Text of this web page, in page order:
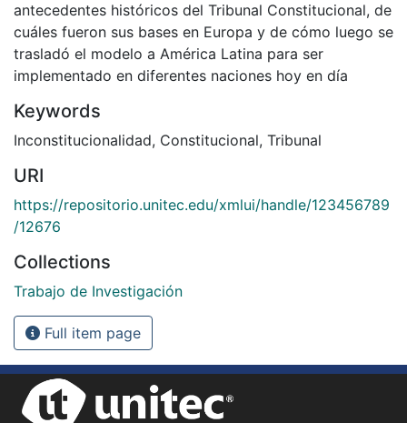
antecedentes históricos del Tribunal Constitucional, de
cuáles fueron sus bases en Europa y de cómo luego se
trasladó el modelo a América Latina para ser
implementado en diferentes naciones hoy en día
Keywords
Inconstitucionalidad, Constitucional, Tribunal
URI
https://repositorio.unitec.edu/xmlui/handle/123456789
/12676
Collections
Trabajo de Investigación
Full item page